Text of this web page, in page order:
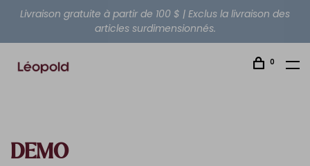
Livraison gratuite à partir de 100 $ | Exclus la livraison des
articles surdimensionnés.
0
DEMO